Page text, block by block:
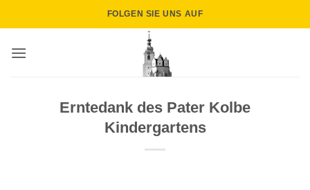
FOLGEN SIE UNS AUF
Erntedank des Pater Kolbe
Kindergartens